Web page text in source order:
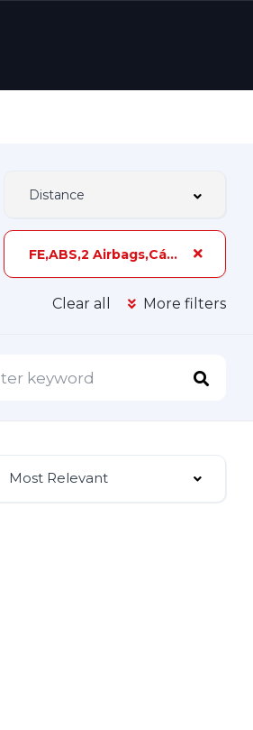
FE,ABS,2 Airbags,Cámara de Reversa,106 hp,3 Dueños
Clear all More filters
Most Relevant